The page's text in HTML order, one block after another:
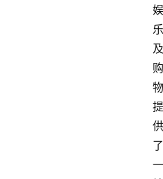
娱
乐
及
购
物
提
供
了
一